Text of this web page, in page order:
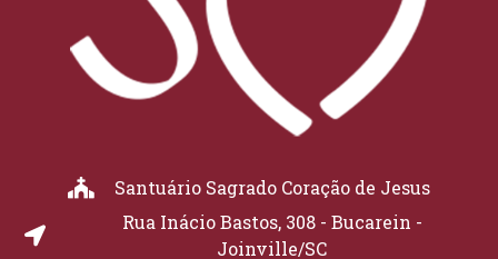
Santuário Sagrado Coração de Jesus
Rua Inácio Bastos, 308 - Bucarein -
Joinville/SC